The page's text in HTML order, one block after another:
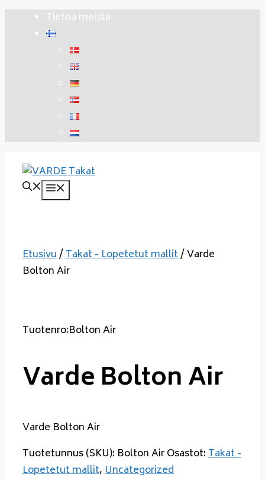
sisältöön
Tietoa meistä
Etusivu/Takat - Lopetetut mallit/ Varde
Bolton Air
Tuotenro:Bolton Air
Varde Bolton Air
Varde Bolton Air
Tuotetunnus (SKU): Bolton AirOsastot:Takat -
Lopetetut mallit,Uncategorized